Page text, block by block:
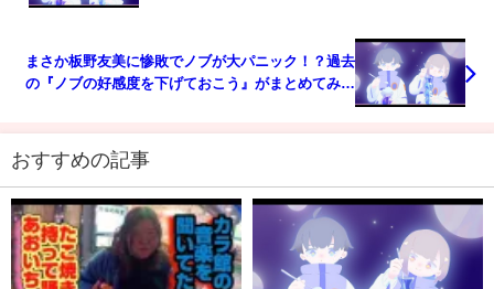
まさか板野友美に惨敗でノブが大パニック！？過去
の『ノブの好感度を下げておこう』がまとめてみら
おすすめの記事